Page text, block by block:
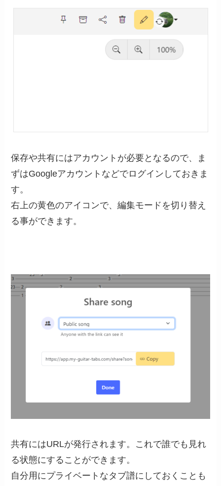
保存や共有にはアカウントが必要となるので、ま
ずはGoogleアカウントなどでログインしておきま
す。
右上の黄色のアイコンで、編集モードを切り替え
る事ができます。
共有にはURLが発行されます。これで誰でも見れ
る状態にすることができます。
自分用にプライベートなタブ譜にしておくことも